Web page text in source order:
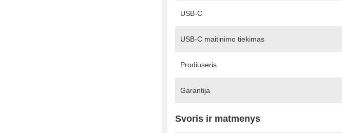
USB-C
USB-C maitinimo tiekimas
Prodiuseris
Garantija
Svoris ir matmenys